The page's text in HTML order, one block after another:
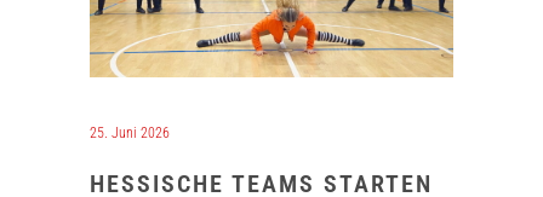
25. Juni 2026
HESSISCHE TEAMS STARTEN